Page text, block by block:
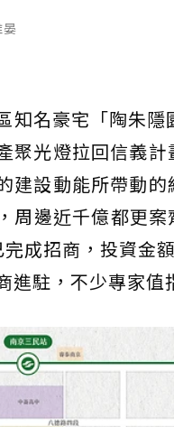
知名豪宅「陶朱
聚光燈拉回信義
建設動能所帶動
周邊近千億都更
成招商，投資金
進駐，不少專家值